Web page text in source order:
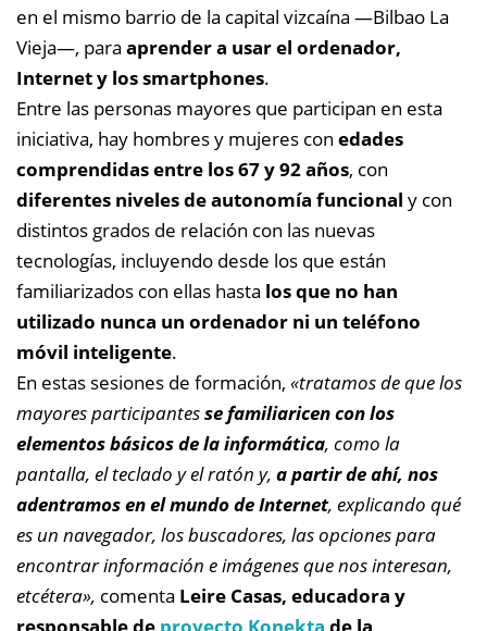
en el mismo barrio de la capital vizcaína —Bilbao La
Vieja—, para aprender a usar el ordenador,
Internet y los smartphones.
Entre las personas mayores que participan en esta
iniciativa, hay hombres y mujeres con edades
comprendidas entre los 67 y 92 años, con
diferentes niveles de autonomía funcional y con
distintos grados de relación con las nuevas
tecnologías, incluyendo desde los que están
familiarizados con ellas hasta los que no han
utilizado nunca un ordenador ni un teléfono
móvil inteligente.
En estas sesiones de formación, «tratamos de que los
mayores participantesse familiaricen con los
elementos básicos de la informática, como la
pantalla, el teclado y el ratón y, a partir de ahí, nos
adentramos en el mundo de Internet, explicando qué
es un navegador, los buscadores, las opciones para
encontrar información e imágenes que nos interesan,
etcétera», comenta Leire Casas, educadora y
responsable de proyecto Konekta de la